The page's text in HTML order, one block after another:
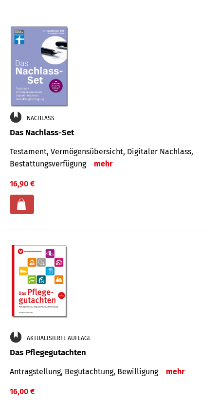
NACHLASS
Das Nachlass-Set
Testament, Vermögens­übersicht, Digitaler Nach­lass,
Bestat­tungs­ver­fügung
mehr
16,90 €
AKTUALISIERTE AUFLAGE
Das Pflegegutachten
Antragstellung, Begutachtung, Bewilligung mehr
16,00 €